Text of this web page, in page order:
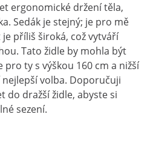
ergonomické držení těla,
Sedák je stejný; je pro mě
příliš široká, což vytváří
Tato židle by mohla být
ty s výškou 160 cm a nižší
volba. Doporučuji
do dražší židle, abyste si
sezení.